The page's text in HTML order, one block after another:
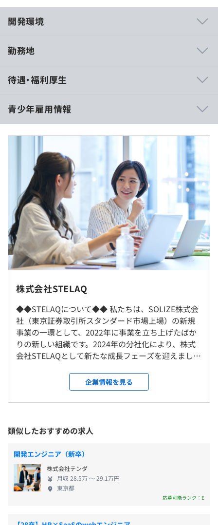
開発環境
働きやすさを最優先にしています。案件へのアサイン責任
実際のアサインについても、配属前と後で同一の担当者が
継続してフォローするので、配属アンマッチを防止し、万
一の際はいつでも相談いただける体制を整えています。
また、技術力向上を目的に全エンジニアへUdemyの法人
アカウントを無料開放しているので、いつでもアクセスし
て自学習することが可能です。
◆◆プロジェクト事例◆◆
【組込みソフトウェア開発】
＜自動車関連＞
・ADAS（先進運転支援システム）の開発
・自動運転技術の先行開発
【システム開発エンジニア（オンプレ系/クラウド系/アプ
リ系）】
＜システム開発案件関連＞
・販売管理、生産管理システムの開発
・保険業向けシステムの開発
・金融系システム開発及びテスト設計支援
当社のITエンジニア／ソフトウェアエンジニアが、開発工
を幅広く支援しております。
研修を通じて実務に向けた成長ができます。当社はこれま
勤務地
受動喫煙防止措置に関する事項
待遇・福利厚生
＜雇用＞
正社員（試用期間3カ月、待遇の変更はありません）
＜給与＞
月給制：235,000円～275,000円
＝＝＝＝
短大、専門 卒業見込みの方（短期大学士・専門士）
月給：235,000円
高専 卒業見込みの方（準学士）
月給：245,000円
月給：255,000円
大学院 卒業見込みの方（修士～博士）
月給：265,000円～275,000円
上記月給の内訳は下記となります。
基本給＋住宅手当2万円
上記月給のほかに、通勤手当（交通費）や時間外勤務手当
支給対象：35歳未満かつ管理監督職でない方全員
（新卒の方は基本的に支給対象になります。一人暮らし有
無等は関係ありません）
青少年雇用情報
過去３年間の新卒採用者数・離職者数
前年度 採用者数61人 離職者数0人
2年度前 採用者数68人 離職者数0人
3年度前 採用者数63人 離職者数0人
過去３年間の新卒採用者数の男女別人数
前年度 男性51人 女性10人
2年度前 男性48人 女性20人
3年度前 男性46人 女性17人
平均勤続年数
8.0年
研修の有無及び内容
・入社後は約3カ月の集中研修を実施
・全員一律ではなく個別にカスタマイズした研修（社会人
マナー、技術研修ほか）
・エンジニアリスキリング教育
・その他、役職別研修（新任リーダー、リーダー、マネジ
・各種勉強会（技術系、ビジネス系）
・オンライン英会話
メンター制度の有無
あり
キャリアコンサルティング制度の有無及びその内容
・入社3年後よりキャリア面談を実施し、面談対応者は面
株式会社STELAQ
◆◆STELAQについて◆◆ 私たちは、SOLIZE株式会
社（東京証券取引所スタンダード市場上場）の新規
事業の一環として、2022年に事業を立ち上げたばか
りの新しい組織です。2024年の分社化により、株式
会社STELAQとして新たな成長フェーズを迎えまし
ニアリング技術を活かし、品質の高いソフトウェア
を提供し、お客さまの競争力を高める支援をしてい
ます。次世代モビリティの開発、IoTを利用した生産
ど、最先端領域や社会に必要不可欠なプロジェクト
にも携わりながら成長できる環境があります。
企業情報を見る
類似したおすすめの求人
開発エンジニア（新卒）
株式会社テンダ
月収 28.5万 〜 29.1万円
東京都
応募可能ランク：E